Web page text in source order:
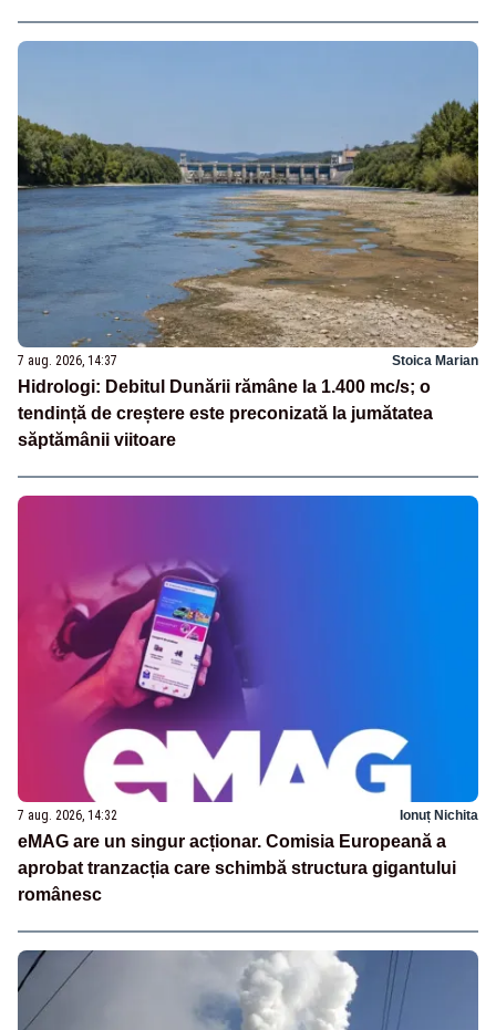
7 aug. 2026, 14:37 Stoica Marian
Hidrologi: Debitul Dunării rămâne la 1.400 mc/s; o
tendință de creștere este preconizată la jumătatea
săptămânii viitoare
7 aug. 2026, 14:32 Ionuț Nichita
eMAG are un singur acționar. Comisia Europeană a
aprobat tranzacția care schimbă structura gigantului
românesc